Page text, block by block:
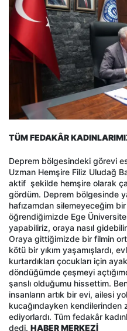
TÜM FEDAKÂR
Deprem bölgesindeki görevi
Uzman Hemşire Filiz Uludağ
aktif şekilde hemşire olarak
gördüm. Deprem bölgesinde
hafızamdan silemeyeceğim
öğrendiğimizde Ege
yapabiliriz, oraya nasıl
Oraya gittiğimizde bir filmin
kötü bir yıkım yaşamışlardı,
kurtardıkları çocukları için
döndüğümde çeşmeyi
şanslı olduğumu hissettim.
insanların artık bir evi, ailesi
kucağındayken kendilerinden
ediyorlardı. Tüm fedakâr
dedi. HABER MERKEZİ